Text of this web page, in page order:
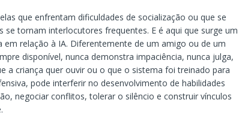
que enfrentam dificuldades de socialização ou que se
se tornam interlocutores frequentes. E é aqui que surge um
em relação à IA. Diferentemente de um amigo ou de um
disponível, nunca demonstra impaciência, nunca julga,
a criança quer ouvir ou o que o sistema foi treinado para
pode interferir no desenvolvimento de habilidades
negociar conflitos, tolerar o silêncio e construir vínculos